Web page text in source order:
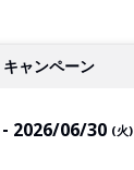
キャンペーン
2026/06/30 (火)